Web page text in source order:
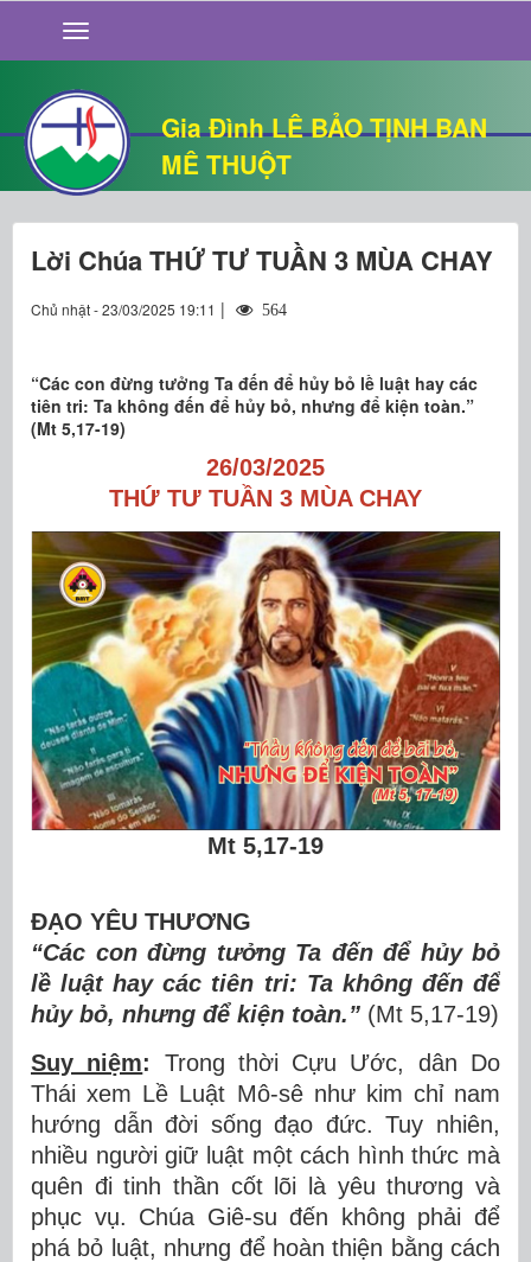
Gia Đình LÊ BẢO TỊNH BAN
MÊ THUỘT
GIỚI THIỆU
TIN TỨC
SỐNG ĐẠO
CHUYỆN NHÀ
QUÁN VĂN
THƯ GIÃN
Lời Chúa THỨ TƯ TUẦN 3 MÙA CHAY
Chủ nhật - 23/03/2025 19:11 | 564
“Các con đừng tưởng Ta đến để hủy bỏ lề luật hay các
tiên tri: Ta không đến để hủy bỏ, nhưng để kiện toàn.”
(Mt 5,17-19)
26/03/2025
THỨ TƯ TUẦN 3 MÙA CHAY
Mt 5,17-19
ĐẠO YÊU THƯƠNG
“Các con đừng tưởng Ta đến để hủy bỏ
lề luật hay các tiên tri: Ta không đến để
hủy bỏ, nhưng để kiện toàn.” (Mt 5,17-19)
Suy niệm:
Trong thời Cựu Ước, dân Do
Thái xem Lề Luật Mô-sê như kim chỉ nam
hướng dẫn đời sống đạo đức. Tuy nhiên,
nhiều người giữ luật một cách hình thức mà
quên đi tinh thần cốt lõi là yêu thương và
phục vụ. Chúa Giê-su đến không phải để
phá bỏ luật, nhưng để hoàn thiện bằng cách